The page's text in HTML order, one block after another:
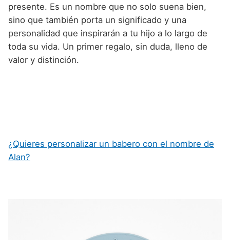
presente. Es un nombre que no solo suena bien,
sino que también porta un significado y una
personalidad que inspirarán a tu hijo a lo largo de
toda su vida. Un primer regalo, sin duda, lleno de
valor y distinción.
¿Quieres personalizar un babero con el nombre de
Alan?